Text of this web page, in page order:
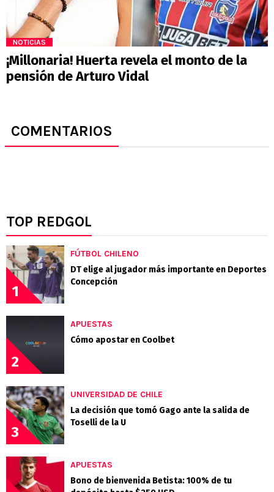
NOTICIAS
¡Millonaria! Huerta revela el monto de la
pensión de Arturo Vidal
COMENTARIOS
TOP REDGOL
1
FÚTBOL CHILENO
DT elige al jugador más importante en Deportes
Concepción
2
APUESTAS
Cómo apostar en Coolbet
3
UNIVERSIDAD DE CHILE
La decisión que tomó Gago ante la salida de
Toselli de la U
APUESTAS
Bono de bienvenida Betista: 100% de tu